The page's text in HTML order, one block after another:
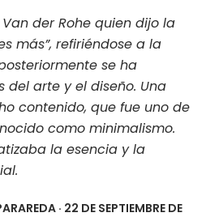
der Rohe quien dijo la
más”, refiriéndose a la
se ha
arte y el diseño. Una
contenido, que fue uno de
como minimalismo.
la esencia y la
· 22 DE SEPTIEMBRE DE